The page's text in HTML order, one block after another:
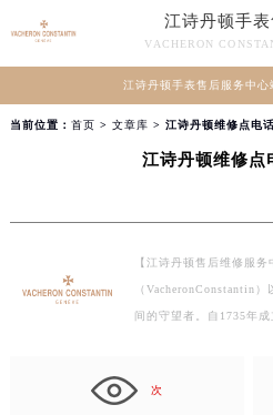
江诗丹顿手
VACHERON
江诗丹顿手表售后服务中心
当前位置： 首页 > 文章库 > 江诗丹顿维修点电
江诗丹顿维修点
【江诗丹顿售后维修服
（VacheronConstantin
间的守望者。自1735年
次